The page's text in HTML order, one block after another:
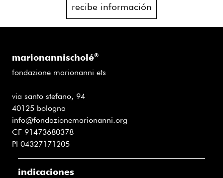
recibe información
marionannischolé®
fondazione marionanni ets
via santo stefano, 94
40125 bologna
info@fondazionemarionanni.org
CF 91473680378
PI 04327171205
indicaciones